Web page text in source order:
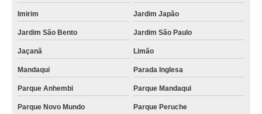
Imirim Jardim Japão
Jardim São Bento Jardim São Paulo
Jaçanã Limão
Mandaqui Parada Inglesa
Parque Anhembi Parque Mandaqui
Parque Novo Mundo Parque Peruche